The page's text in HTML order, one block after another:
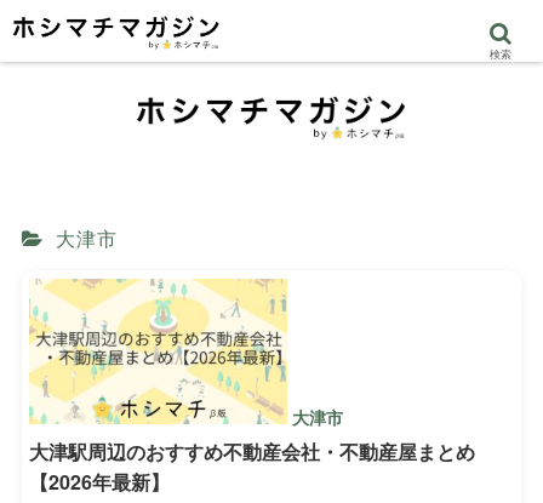
大津市
大津市
大津駅周辺のおすすめ不動産会社・不動産屋まとめ
【2026年最新】
検索